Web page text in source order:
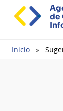
de
Ruta
Inicio